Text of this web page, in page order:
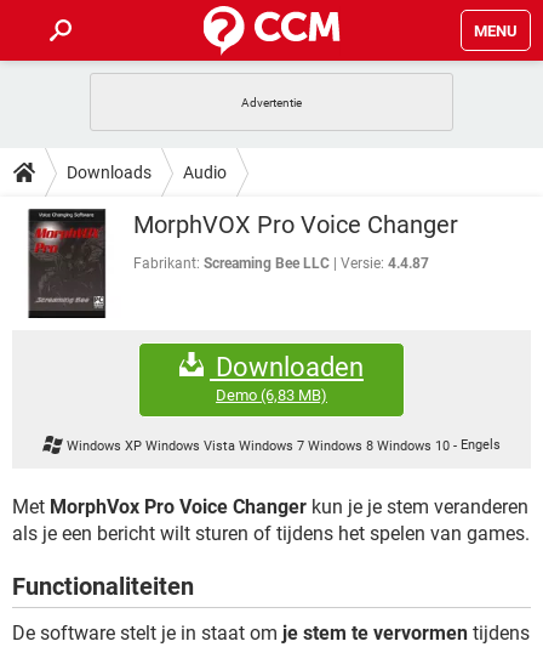
MENU
INSTAGRAM
NETFLIX CORONAVIRUS
GRATIS SNAPCHAT
TIKTOK
HOW-TO
VIDEOBELLEN
INSTAGRAM
NETFLIX
DOWNLOADS
VIDEOBELLEN GAMES
INSTAGRAM
CORONAVIRUS
SNAPCHAT
FORUM
WINDOWS 10
CORONAVIRUS
GRATIS SNAPCHAT
GAMES
GRATIS SNAPCHAT
Downloads Audio
MorphVOX Pro Voice Changer
Fabrikant: Screaming Bee LLC Versie: 4.4.87
Downloaden
Demo (6,83 MB)
Windows XP Windows Vista Windows 7 Windows 8 Windows 10- Engels
Met MorphVox Pro Voice Changer kun je je stem veranderen
als je een bericht wilt sturen of tijdens het spelen van games.
Functionaliteiten
De software stelt je in staat om je stem te vervormen tijdens